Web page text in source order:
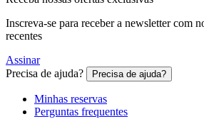
Inscreva-se para receber a newsletter com
recentes
Assinar
Precisa de ajuda?
Precisa de ajuda?
Minhas reservas
Perguntas frequentes